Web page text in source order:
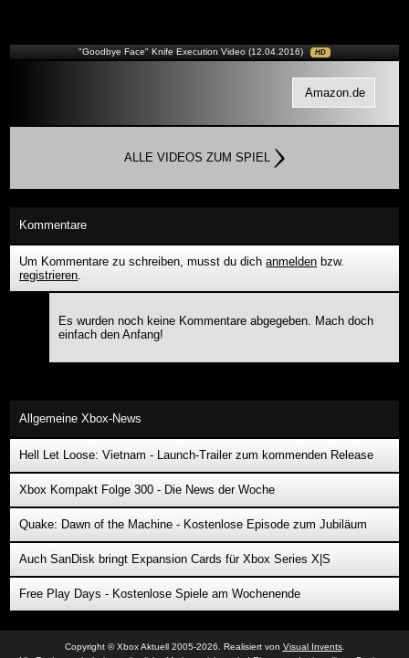
"Goodbye Face" Knife Execution Video (12.04.2016) HD
Amazon.de
ALLE VIDEOS ZUM SPIEL
Kommentare
Um Kommentare zu schreiben, musst du dichanmelden bzw.
registrieren.
Es wurden noch keine Kommentare abgegeben. Mach doch
einfach den Anfang!
Allgemeine Xbox-News
Hell Let Loose: Vietnam - Launch-Trailer zum kommenden Release
Xbox Kompakt Folge 300 - Die News der Woche
Quake: Dawn of the Machine - Kostenlose Episode zum Jubiläum
Auch SanDisk bringt Expansion Cards für Xbox Series X|S
Free Play Days - Kostenlose Spiele am Wochenende
Copyright © Xbox Aktuell 2005-2026. Realisiert von Visual Invents.